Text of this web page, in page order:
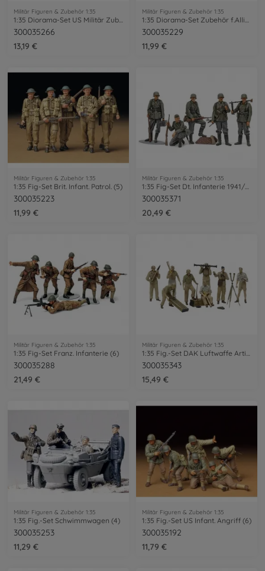
Militär Figuren & Zubehör 1:35
300035266
13,19 €
Militär Figuren & Zubehör 1:35
300035229
11,99 €
Militär Figuren & Zubehör 1:35
1:35 Fig-Set Brit. Infant. Patrol. (5)
300035223
11,99 €
Militär Figuren & Zubehör 1:35
300035371
20,49 €
Militär Figuren & Zubehör 1:35
1:35 Fig-Set Franz. Infanterie (6)
300035288
21,49 €
Militär Figuren & Zubehör 1:35
1:35 Fig.-Set DAK Luftwaffe Artillerie
300035343
15,49 €
Militär Figuren & Zubehör 1:35
1:35 Fig.-Set Schwimmwagen (4)
300035253
11,29 €
Militär Figuren & Zubehör 1:35
1:35 Fig.-Set US Infant. Angriff (6)
300035192
11,79 €